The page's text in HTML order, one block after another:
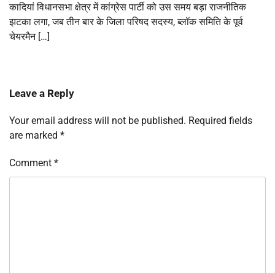
कादियां विधानसभा क्षेत्र में कांग्रेस पार्टी को उस समय बड़ा राजनीतिक
झटका लगा, जब तीन बार के जिला परिषद सदस्य, ब्लॉक समिति के पूर्व
चेयरमैन […]
Leave a Reply
Your email address will not be published. Required fields
are marked *
Comment *